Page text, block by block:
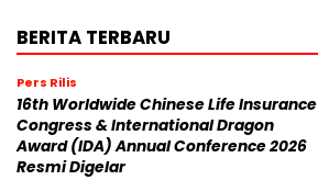
BERITA TERBARU
Pers Rilis
16th Worldwide Chinese Life Insurance
Congress & International Dragon
Award (IDA) Annual Conference 2026
Resmi Digelar